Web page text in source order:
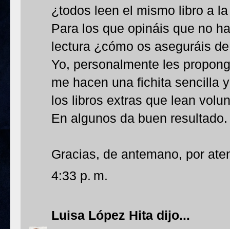
¿todos leen el mismo libro a
Para los que opináis que no
lectura ¿cómo os aseguráis
Yo, personalmente les
me hacen una fichita sencilla
los libros extras que lean
En algunos da buen resultado.
Gracias, de antemano, por
4:33 p. m.
Luisa López Hita dijo...